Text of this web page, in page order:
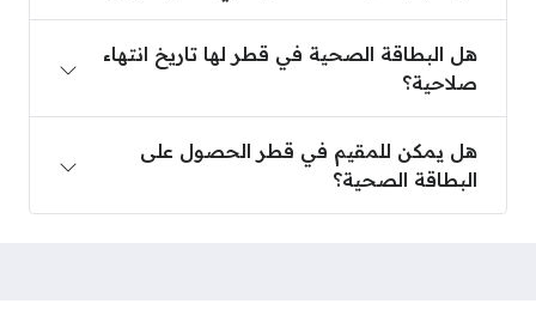
هل البطاقة الصحية في قطر لها تاريخ انتهاء
صلاحية؟
هل يمكن للمقيم في قطر الحصول على
البطاقة الصحية؟